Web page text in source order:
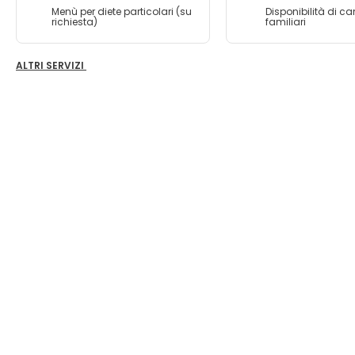
Menù per diete particolari (su
richiesta)
Disponibilità di
familiari
ALTRI SERVIZI